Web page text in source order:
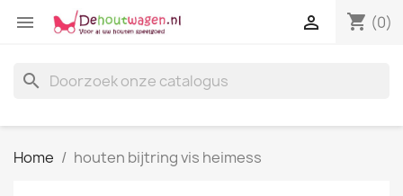
 shopping_cart (0)

search
Home houten bijtring vis heimess